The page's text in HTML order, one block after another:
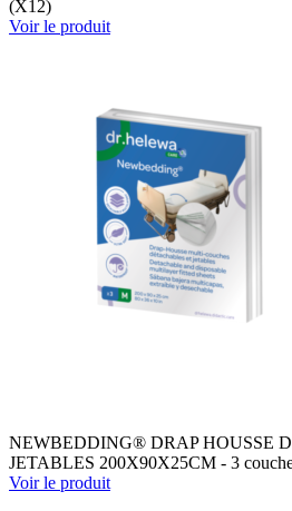
(X12)
Voir le produit
NEWBEDDING® DRAP HOUSSE
JETABLES 200X90X25CM - 3
Voir le produit